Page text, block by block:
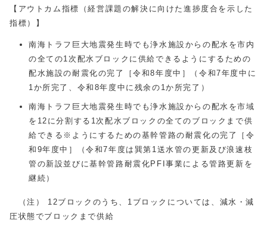
【アウトカム指標（経営課題の解決に向けた進捗度合を示した
指標）】
南海トラフ巨大地震発生時でも浄水施設からの配水を市内
の全ての1次配水ブロックに供給できるようにするための
配水施設の耐震化の完了［令和8年度中］（令和7年度中に
1か所完了、令和8年度中に残余の1か所完了）
南海トラフ巨大地震発生時でも浄水施設からの配水を市域
を12に分割する1次配水ブロックの全てのブロックまで供
給できる※ようにするための基幹管路の耐震化の完了［令
和9年度中］（令和7年度は巽第1送水管の更新及び浪速枝
管の新設並びに基幹管路耐震化PFI事業による管路更新を
継続）
（注） 12ブロックのうち、1ブロックについては、減水・減
圧状態でブロックまで供給